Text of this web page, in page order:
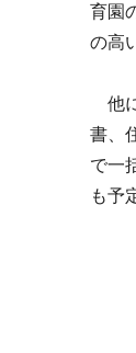
育園
の高
他
書、
で一
も予